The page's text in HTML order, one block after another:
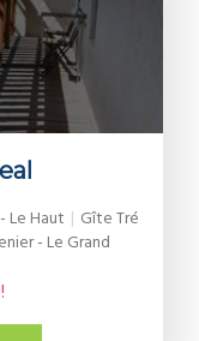
Le Haut | Gîte Tré
- Le Grand